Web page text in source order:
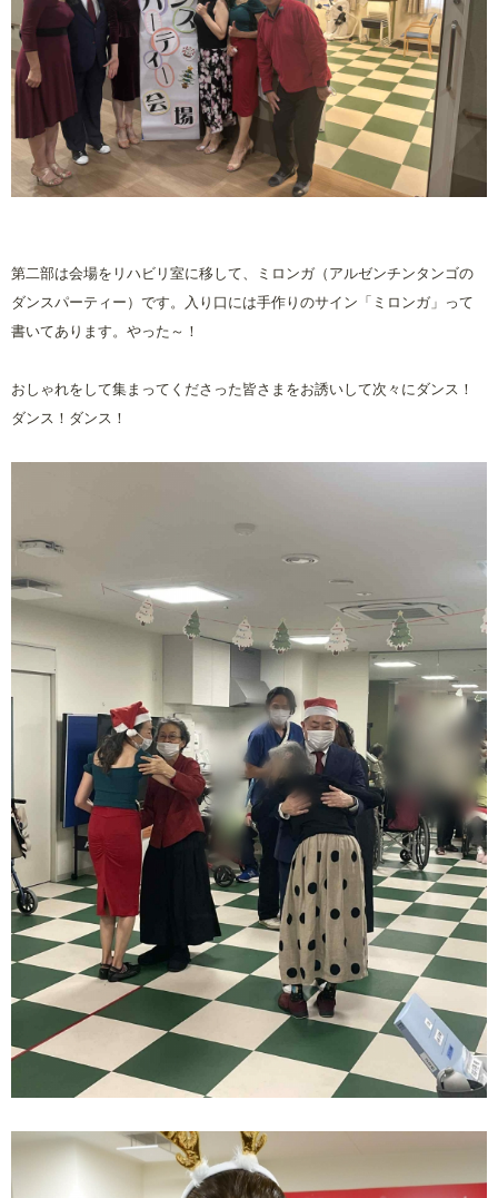
第二部は会場をリハビリ室に移して、ミロンガ（アルゼンチンタンゴの
ダンスパーティー）です。入り口には手作りのサイン「ミロンガ」って
書いてあります。やった～！
おしゃれをして集まってくださった皆さまをお誘いして次々にダンス！
ダンス！ダンス！